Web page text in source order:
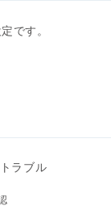
です。
ラブル